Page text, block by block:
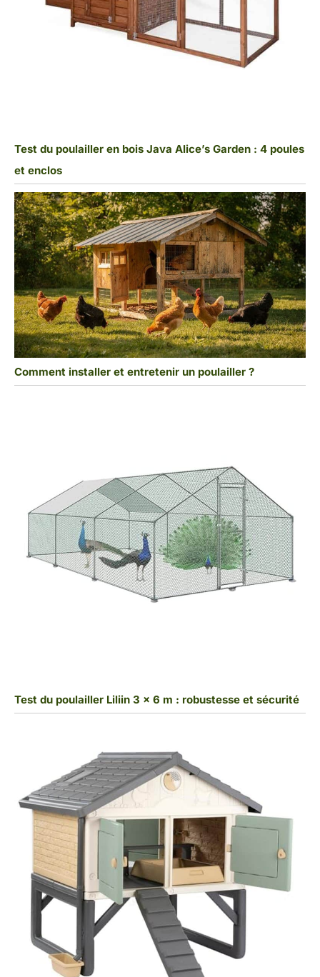
Test du poulailler en bois Java Alice’s Garden : 4 poules
et enclos
Comment installer et entretenir un poulailler ?
Test du poulailler Liliin 3 x 6 m : robustesse et sécurité